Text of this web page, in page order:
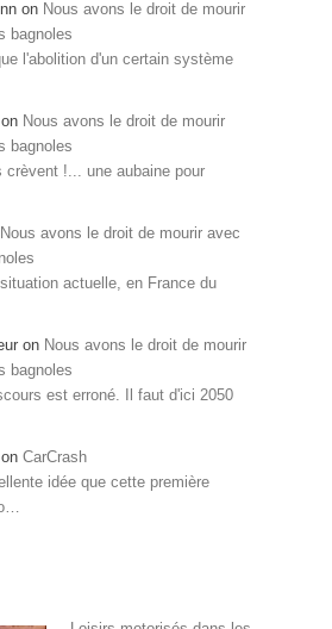
on Nous avons le droit de mourir
bagnoles
l'abolition d'un certain système
on Nous avons le droit de mourir
bagnoles
crèvent !... une aubaine pour
Nous avons le droit de mourir avec
actuelle, en France du
on Nous avons le droit de mourir
bagnoles
est erroné. Il faut d'ici 2050
on CarCrash
idée que cette première